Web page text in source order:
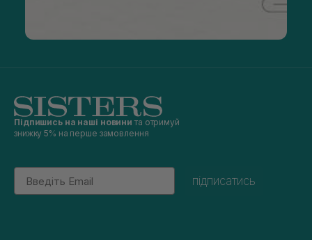
Підпишись на наші новини та отримуй
знижку 5% на перше замовлення
Email
підписатись